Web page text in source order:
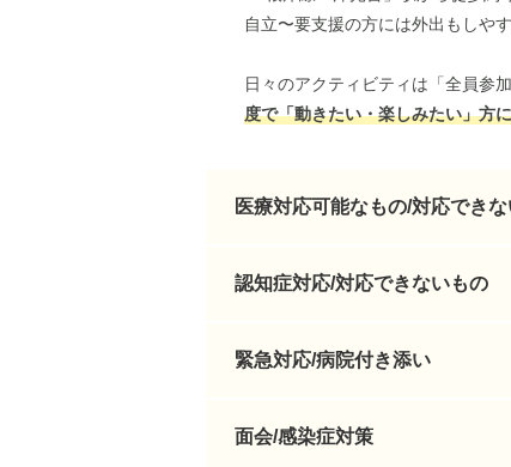
自立〜要支援の方には外出もしや
日々のアクティビティは「全員参
度で「動きたい・楽しみたい」方
医療対応可能なもの/対応でき
認知症対応/対応できないもの
緊急対応/病院付き添い
面会/感染症対策